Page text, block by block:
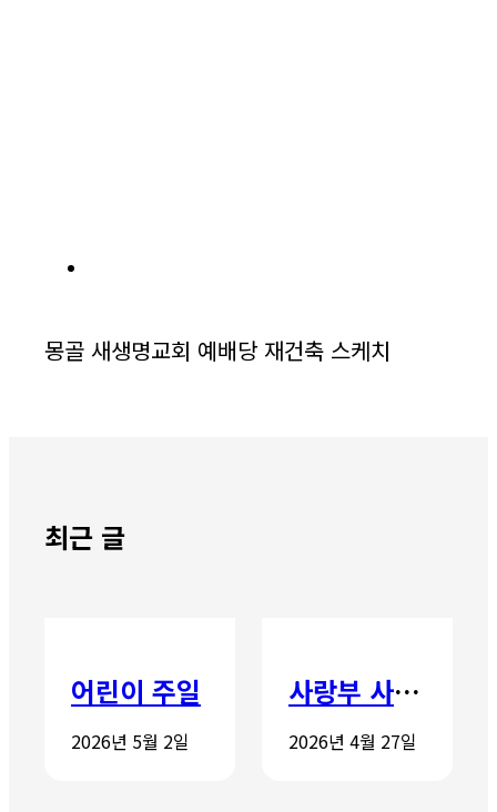
몽골 새생명교회 예배당 재건축 스케치
최근 글
어린이 주일
2026년 5월 2일
사랑부 사랑주일
2026년 4월 27일